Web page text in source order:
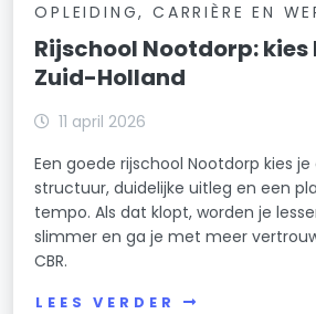
OPLEIDING, CARRIÈRE EN
Rijschool Nootdorp:
Zuid-Holland
11 april 2026
Een goede rijschool Nootdorp kies
structuur, duidelijke uitleg en een
tempo. Als dat klopt, worden je
slimmer en ga je met meer
CBR.
LEES VERDER